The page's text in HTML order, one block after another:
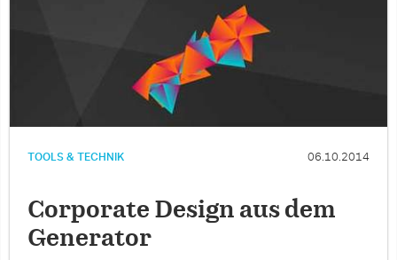
TOOLS & TECHNIK 06.10.2014
Corporate Design aus dem
Generator